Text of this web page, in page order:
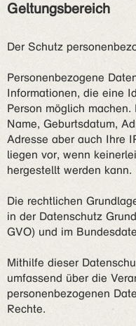
Geltungsbereich
Der Schutz
Personenbezogene
Informationen, die eine
Person möglich
Name, Geburtsdatum,
Adresse aber auch Ihre
liegen vor, wenn
hergestellt werden kann.
Die rechtlichen
in der Datenschutz
GVO) und im
Mithilfe dieser
umfassend über die
personenbezogenen
Rechte.